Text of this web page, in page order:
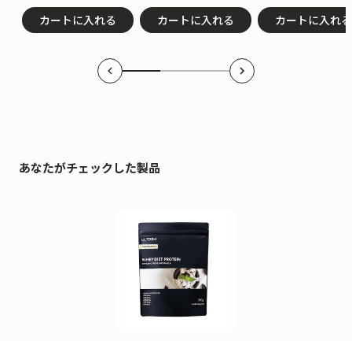
カートに入れる カートに入れる カートに入れる
あなたがチェックした製品
ティープロテイン
3,690
ホエイプロテイン
¥ 5,940